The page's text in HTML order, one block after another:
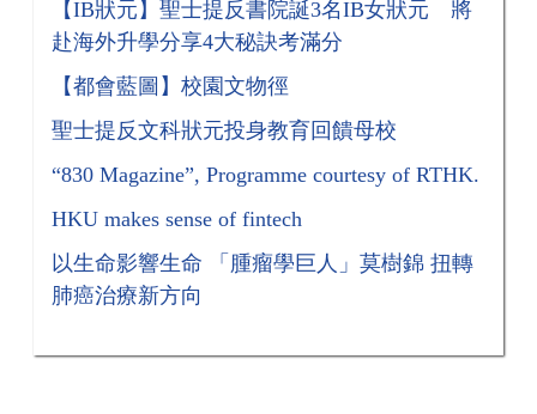
【IB狀元】聖士提反書院誕3名IB女狀元 將
赴海外升學分享4大秘訣考滿分
【都會藍圖】校園文物徑
聖士提反文科狀元投身教育回饋母校
“830 Magazine”, Programme courtesy of RTHK.
HKU makes sense of fintech
以生命影響生命 「腫瘤學巨人」莫樹錦 扭轉
肺癌治療新方向